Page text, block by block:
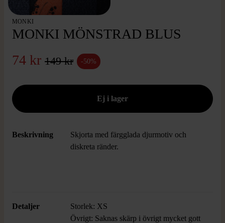
MONKI
MONKI MÖNSTRAD BLUS
74 kr 149 kr -50%
Beskrivning
Skjorta med färgglada djurmotiv och
diskreta ränder.
Detaljer
Storlek: XS
Övrigt: Saknas skärp i övrigt mycket gott